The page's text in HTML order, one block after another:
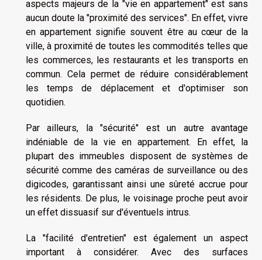
aspects majeurs de la "vie en appartement" est sans
aucun doute la "proximité des services". En effet, vivre
en appartement signifie souvent être au cœur de la
ville, à proximité de toutes les commodités telles que
les commerces, les restaurants et les transports en
commun. Cela permet de réduire considérablement
les temps de déplacement et d'optimiser son
quotidien.
Par ailleurs, la "sécurité" est un autre avantage
indéniable de la vie en appartement. En effet, la
plupart des immeubles disposent de systèmes de
sécurité comme des caméras de surveillance ou des
digicodes, garantissant ainsi une sûreté accrue pour
les résidents. De plus, le voisinage proche peut avoir
un effet dissuasif sur d'éventuels intrus.
La "facilité d'entretien" est également un aspect
important à considérer. Avec des surfaces